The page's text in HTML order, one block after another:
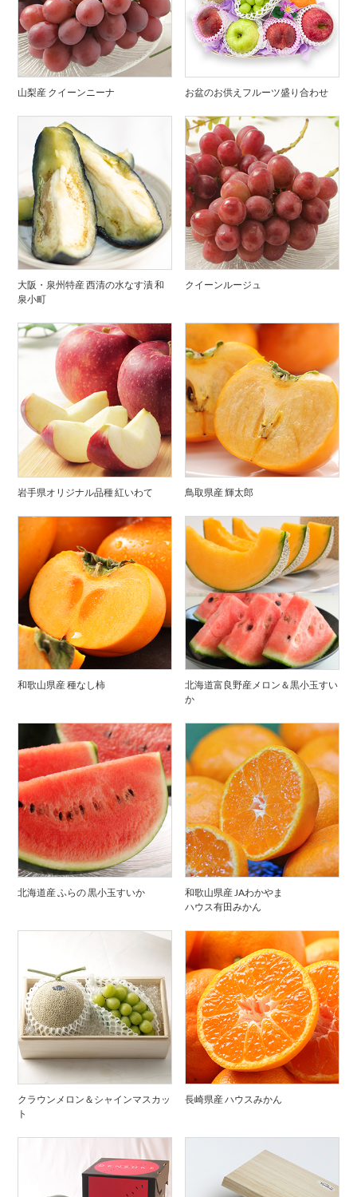
山梨産 クイーンニーナ お盆のお供えフルーツ盛り合わせ
大阪・泉州特産 西清の水なす漬 和
泉小町
クイーンルージュ
岩手県オリジナル品種 紅いわて 鳥取県産 輝太郎
和歌山県産 種なし柿
北海道富良野産メロン＆黒小玉すい
か
北海道産 ふらの 黒小玉すいか
和歌山県産 JAわかやま
ハウス有田みかん
クラウンメロン＆シャインマスカッ
ト
長崎県産 ハウスみかん